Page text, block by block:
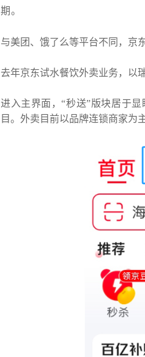
环境管理体系认证
期。
与美团、饿了么等平台不同，京
去年京东试水餐饮外卖业务，以
进入主界面，“秒送”版块居于
目。外卖目前以品牌连锁商家为